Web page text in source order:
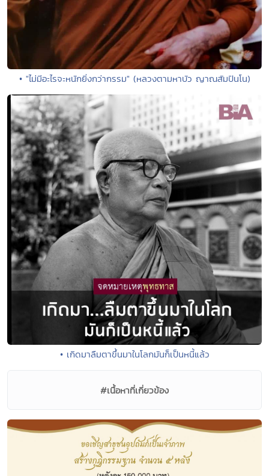
• "ไม่มีอะไรจะหนักยิ่งกว่ากรรม" (หลวงตามหาบัว ญาณสัมปันโน)
• เกิดมาลืมตาขึ้นมาในโลกมันก็เป็นหนี้แล้ว
#เนื้อหาที่เกี่ยวข้อง